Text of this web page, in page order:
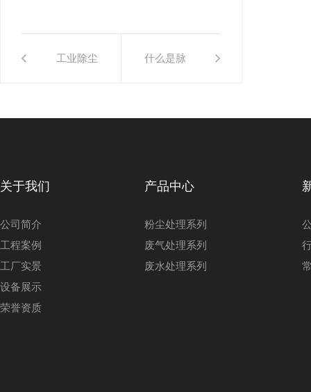
工业除尘 什么是脉
关于我们
公司简介
工程案例
工厂实景
设备展示
荣誉资质
产品中心
粉尘处理系列
废气处理系列
废水处理系列